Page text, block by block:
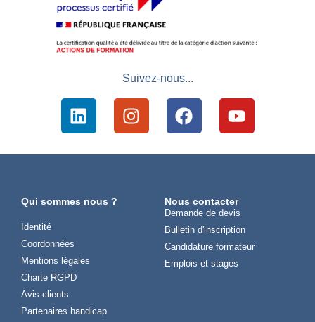
Suivez-nous...
Qui sommes nous ?
Identité
Coordonnées
Mentions légales
Charte RGPD
Avis clients
Partenaires handicap
Nous contacter
Demande de devis
Bulletin d'inscription
Candidature formateur
Emplois et stages